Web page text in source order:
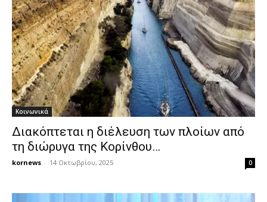
Κοινωνικά
Διακόπτεται η διέλευση των πλοίων από
τη διώρυγα της Κορίνθου…
kornews - 14 Οκτωβρίου, 2025 0